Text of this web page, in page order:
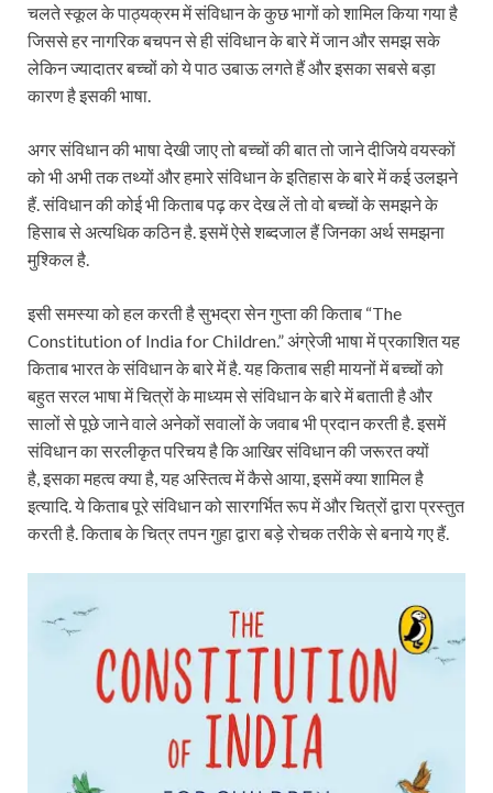
चलते स्कूल के पाठ्यक्रम में संविधान के कुछ भागों को शामिल किया गया है
जिससे हर नागरिक बचपन से ही संविधान के बारे में जान और समझ सके
लेकिन ज्यादातर बच्चों को ये पाठ उबाऊ लगते हैं और इसका सबसे बड़ा
कारण है इसकी भाषा.
अगर संविधान की भाषा देखी जाए तो बच्चों की बात तो जाने दीजिये वयस्कों
को भी अभी तक तथ्यों और हमारे संविधान के इतिहास के बारे में कई उलझने
हैं. संविधान की कोई भी किताब पढ़ कर देख लें तो वो बच्चों के समझने के
हिसाब से अत्यधिक कठिन है. इसमें ऐसे शब्दजाल हैं जिनका अर्थ समझना
मुश्किल है.
इसी समस्या को हल करती है सुभद्रा सेन गुप्ता की किताब “The
Constitution of India for Children.” अंग्रेजी भाषा में प्रकाशित यह
किताब भारत के संविधान के बारे में है. यह किताब सही मायनों में बच्चों को
बहुत सरल भाषा में चित्रों के माध्यम से संविधान के बारे में बताती है और
सालों से पूछे जाने वाले अनेकों सवालों के जवाब भी प्रदान करती है. इसमें
संविधान का सरलीकृत परिचय है कि आखिर संविधान की जरूरत क्यों
है, इसका महत्व क्या है, यह अस्तित्व में कैसे आया, इसमें क्या शामिल है
इत्यादि. ये किताब पूरे संविधान को सारगर्भित रूप में और चित्रों द्वारा प्रस्तुत
करती है. किताब के चित्र तपन गुहा द्वारा बड़े रोचक तरीके से बनाये गए हैं.